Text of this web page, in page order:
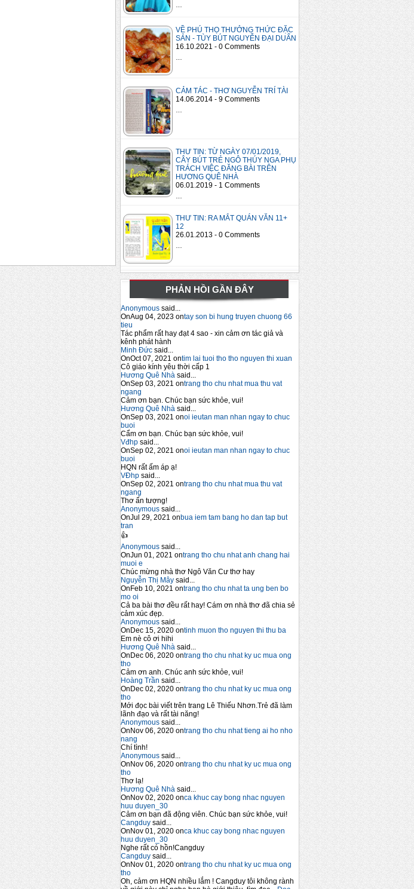
VỀ PHÚ THỌ THƯỞNG THỨC ĐẶC
SẢN - TÙY BÚT NGUYỄN ĐẠI DUẨN
16.10.2021 - 0 Comments
CẢM TÁC - THƠ NGUYỄN TRÍ TÀI
14.06.2014 - 9 Comments
THƯ TIN: TỪ NGÀY 07/01/2019,
CÂY BÚT TRẺ NGÔ THÚY NGA PHỤ
TRÁCH VIỆC ĐĂNG BÀI TRÊN
HƯƠNG QUÊ NHÀ
06.01.2019 - 1 Comments
THƯ TIN: RA MẮT QUÁN VĂN 11+
12
26.01.2013 - 0 Comments
PHẢN HỒI GẦN ĐÂY
Anonymous said...
OnAug 04, 2023 ontay son bi hung truyen chuong 66
tieu
Tác phẩm rất hay đạt 4 sao - xin cảm ơn tác giả và
kênh phát hành
Minh Đức said...
OnOct 07, 2021 ontim lai tuoi tho tho nguyen thi xuan
Cô giáo kính yêu thời cấp 1
Hương Quê Nhà said...
OnSep 03, 2021 ontrang tho chu nhat mua thu vat
ngang
Cảm ơn bạn. Chúc bạn sức khỏe, vui!
Hương Quê Nhà said...
OnSep 03, 2021 onoi ieutan man nhan ngay to chuc
buoi
Cẩm ơn bạn. Chúc bạn sức khỏe, vui!
Vđhp said...
OnSep 02, 2021 onoi ieutan man nhan ngay to chuc
buoi
HQN rất ấm áp ạ!
VĐhp said...
OnSep 02, 2021 ontrang tho chu nhat mua thu vat
ngang
Thơ ấn tượng!
Anonymous said...
OnJul 29, 2021 onbua iem tam bang ho dan tap but
tran
👍
Anonymous said...
OnJun 01, 2021 ontrang tho chu nhat anh chang hai
muoi e
Chúc mừng nhà thơ Ngô Văn Cư thơ hay
Nguyễn Thị Mây said...
OnFeb 10, 2021 ontrang tho chu nhat ta ung ben bo
mo oi
Cả ba bài thơ đều rất hay! Cám ơn nhà thơ đã chia sẻ
cảm xúc đẹp.
Anonymous said...
OnDec 15, 2020 ontinh muon tho nguyen thi thu ba
Em nè cô ơi hihi
Hương Quê Nhà said...
OnDec 06, 2020 ontrang tho chu nhat ky uc mua ong
tho
Cảm ơn anh. Chúc anh sức khỏe, vui!
Hoàng Trần said...
OnDec 02, 2020 ontrang tho chu nhat ky uc mua ong
tho
Mới đọc bài viết trên trang Lê Thiếu Nhơn.Trẻ đã làm
lãnh đạo và rất tài năng!
Anonymous said...
OnNov 06, 2020 ontrang tho chu nhat tieng ai ho nho
nang
Chí tình!
Anonymous said...
OnNov 06, 2020 ontrang tho chu nhat ky uc mua ong
tho
Thơ lạ!
Hương Quê Nhà said...
OnNov 02, 2020 onca khuc cay bong nhac nguyen
huu duyen_30
Cảm ơn bạn đã động viên. Chúc bạn sức khỏe, vui!
Cangduy said...
OnNov 01, 2020 onca khuc cay bong nhac nguyen
huu duyen_30
Nghe rất có hồn!Cangduy
Cangduy said...
OnNov 01, 2020 ontrang tho chu nhat ky uc mua ong
tho
Oh, cảm ơn HQN nhiều lắm ! Cangduy tôi không rành